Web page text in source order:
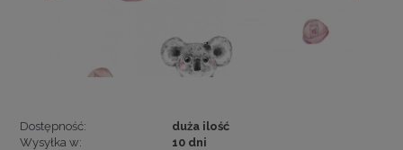
Dostępność:
duża ilość
Wysyłka w:
10 dni